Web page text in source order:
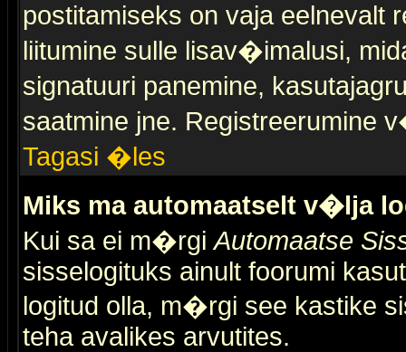
postitamiseks on vaja eelnevalt
liitumine sulle lisav�imalusi,
signatuuri panemine,
saatmine jne. Registreerumine
Tagasi �les
Miks ma automaatselt v�lja
Kui sa ei m�rgiAutomaatse
sisselogituks ainult foorumi
logitud olla, m�rgi see kastike
teha avalikes arvutites.